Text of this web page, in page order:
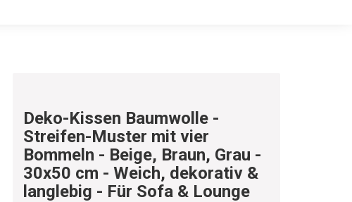
Deko-Kissen Baumwolle -
Streifen-Muster mit vier
Bommeln - Beige, Braun, Grau -
30x50 cm - Weich, dekorativ &
langlebig - Für Sofa & Lounge